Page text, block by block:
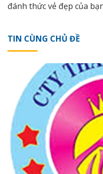
đánh thức vẻ đẹp của
TIN CÙNG CHỦ ĐỀ